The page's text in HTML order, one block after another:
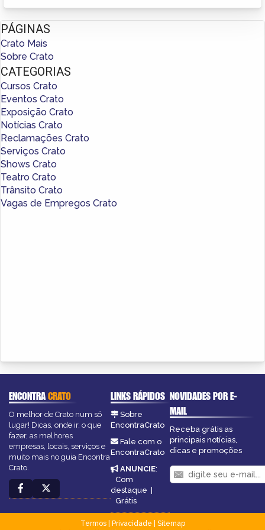
PÁGINAS
Crato Mais
Sobre Crato
CATEGORIAS
Cursos Crato
Eventos Crato
Exposição Crato
Notícias Crato
Reclamações Crato
Serviços Crato
Shows Crato
Teatro Crato
Trânsito Crato
Vagas de Empregos Crato
ENCONTRACRATO
O melhor de Crato num só
lugar! Dicas, onde ir, o que
fazer, as melhores
empresas, locais, serviços e
muito mais no guia Encontra
Crato.
LINKS RÁPIDOS
Sobre
EncontraCrato
Fale com o
EncontraCrato
ANUNCIE:
Com
destaque
Grátis
NOVIDADES POR E-
MAIL
Receba grátis as
principais notícias,
dicas e promoções
Termos| Privacidade
Sitemap